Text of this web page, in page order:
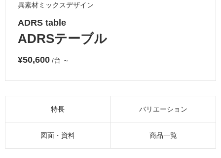
異素材ミックスデザイン
ADRS table
ADRSテーブル
¥50,600 /台 ～
特長 バリエーション
図面・資料 商品一覧